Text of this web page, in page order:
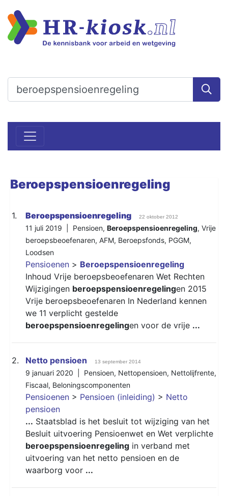
Beroepspensioenregeling
1. Beroepspensioenregeling 22 oktober 2012
11 juli 2019 | Pensioen, Beroepspensioenregeling, Vrije
beroepsbeoefenaren, AFM, Beroepsfonds, PGGM,
Loodsen
Pensioenen > Beroepspensioenregeling
Inhoud Vrije beroepsbeoefenaren Wet Rechten
Wijzigingen beroepspensioenregelingen 2015
Vrije beroepsbeoefenaren In Nederland kennen
we 11 verplicht gestelde
beroepspensioenregelingen voor de vrije ...
2. Netto pensioen 13 september 2014
9 januari 2020 | Pensioen, Nettopensioen, Nettolijfrente,
Fiscaal, Beloningscomponenten
Pensioenen > Pensioen (inleiding) > Netto
pensioen
... Staatsblad is het besluit tot wijziging van het
Besluit uitvoering Pensioenwet en Wet verplichte
beroepspensioenregeling in verband met
uitvoering van het netto pensioen en de
waarborg voor ...